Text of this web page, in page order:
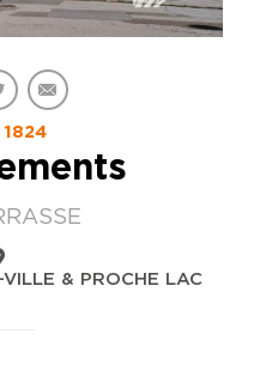
1824
& PROCHE LAC